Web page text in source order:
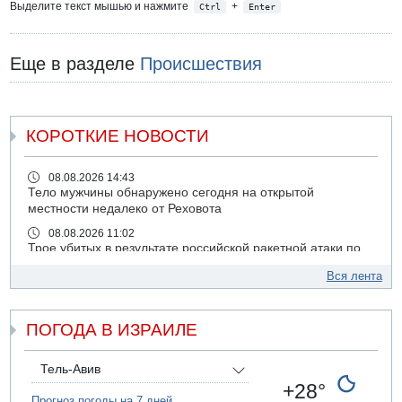
Выделите текст мышью и нажмите Ctrl + Enter
Еще в разделе Происшествия
КОРОТКИЕ НОВОСТИ
08.08.2026 14:43
Тело мужчины обнаружено сегодня на открытой
местности недалеко от Реховота
08.08.2026 11:02
Трое убитых в результате российской ракетной атаки по
07.08.2026 20:43
07.08.2026 20:41
Ynet: "Хизбалла" запустила БПЛА со взрывчаткой по
07.08.2026 19:16
ДТП в Ашдоде: тяжело ранены двое маленьких детей
Вся лента
ПОГОДА В ИЗРАИЛЕ
Тель-Авив
+28°